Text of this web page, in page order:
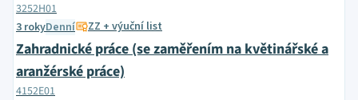
3252H01
3 rokyDenní ZZ + výuční list
Zahradnické práce (se zaměřením na květinářské a
aranžérské práce)
4152E01